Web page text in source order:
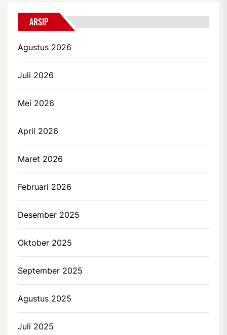
ARSIP
Agustus 2026
Juli 2026
Mei 2026
April 2026
Maret 2026
Februari 2026
Desember 2025
Oktober 2025
September 2025
Agustus 2025
Juli 2025